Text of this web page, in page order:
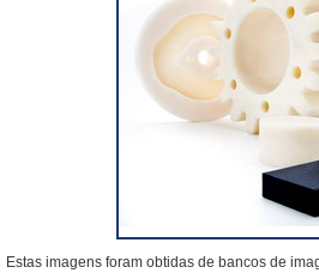
Estas imagens foram obtidas de bancos de